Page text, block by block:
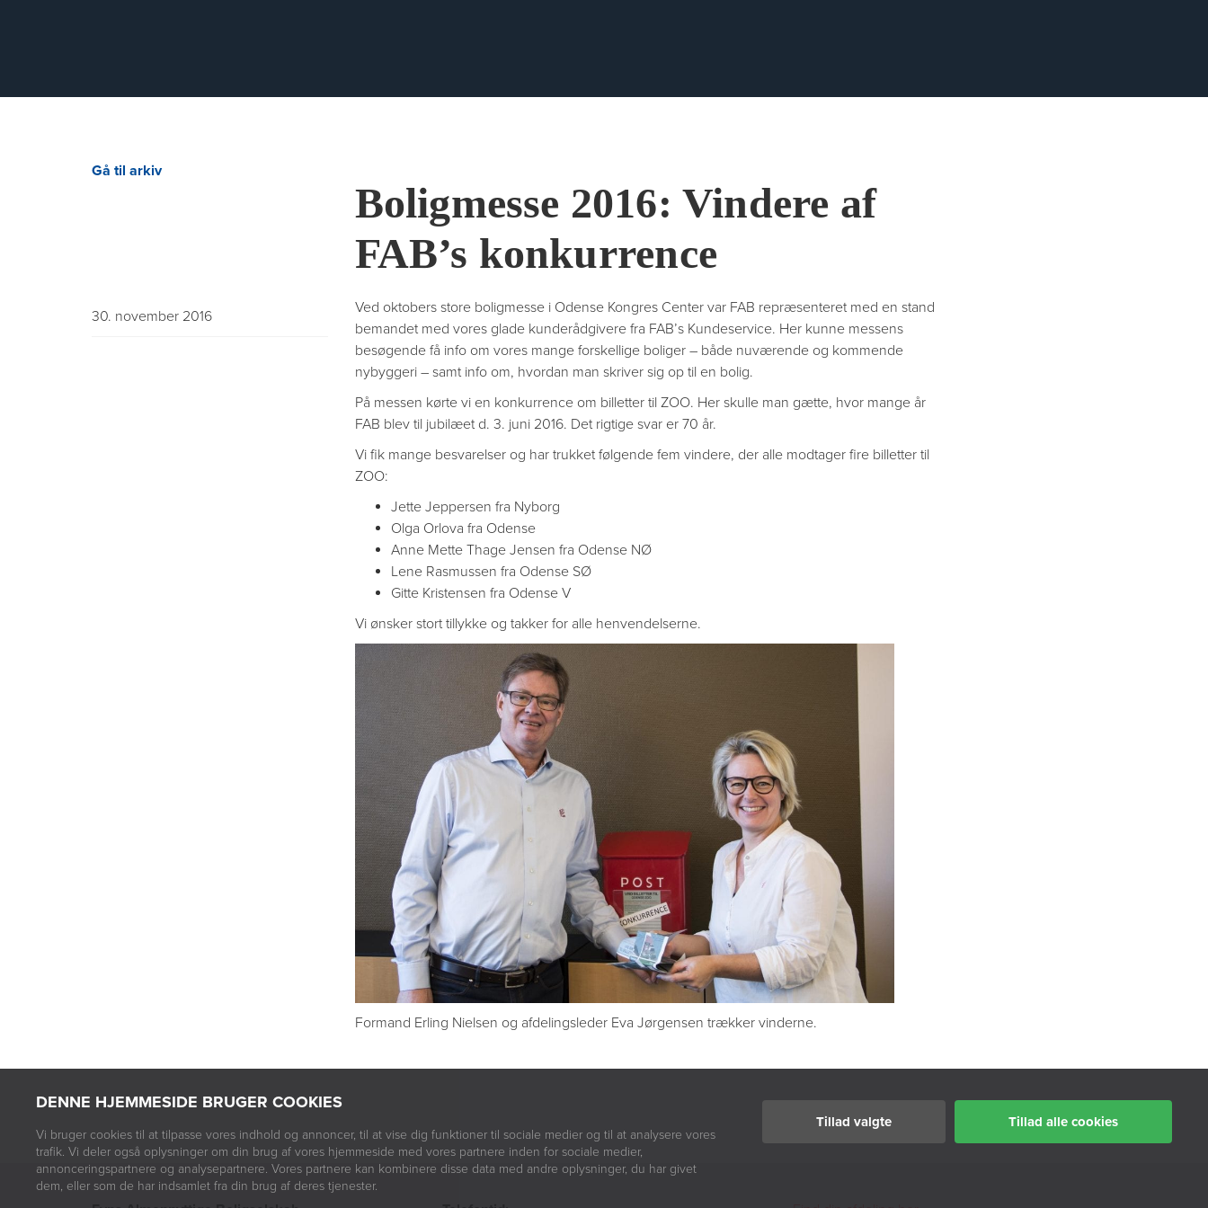
DENNE HJEMMESIDE BRUGER COOKIES
Vi bruger cookies til at tilpasse vores indhold og annoncer, til at vise dig funktioner til sociale medier og til at analysere vores
trafik. Vi deler også oplysninger om din brug af vores hjemmeside med vores partnere inden for sociale medier,
annonceringspartnere og analysepartnere. Vores partnere kan kombinere disse data med andre oplysninger, du har givet
dem, eller som de har indsamlet fra din brug af deres tjenester.
Tillad valgte Tillad alle cookies
Gå til arkiv
Boligmesse 2016: Vindere af
FAB’s konkurrence
Ved oktobers store boligmesse i Odense Kongres Center var FAB repræsenteret med en stand
bemandet med vores glade kunderådgivere fra FAB’s Kundeservice. Her kunne messens
besøgende få info om vores mange forskellige boliger – både nuværende og kommende
nybyggeri – samt info om, hvordan man skriver sig op til en bolig.
På messen kørte vi en konkurrence om billetter til ZOO. Her skulle man gætte, hvor mange år
FAB blev til jubilæet d. 3. juni 2016. Det rigtige svar er 70 år.
Vi fik mange besvarelser og har trukket følgende fem vindere, der alle modtager fire billetter til
ZOO:
Jette Jeppersen fra Nyborg
Olga Orlova fra Odense
Anne Mette Thage Jensen fra Odense NØ
Lene Rasmussen fra Odense SØ
Gitte Kristensen fra Odense V
Vi ønsker stort tillykke og takker for alle henvendelserne.
Formand Erling Nielsen og afdelingsleder Eva Jørgensen trækker vinderne.
30. november 2016